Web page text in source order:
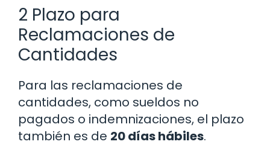
2 Plazo para
Reclamaciones de
Cantidades
Para las reclamaciones de
cantidades, como sueldos no
pagados o indemnizaciones, el plazo
también es de 20 días hábiles.